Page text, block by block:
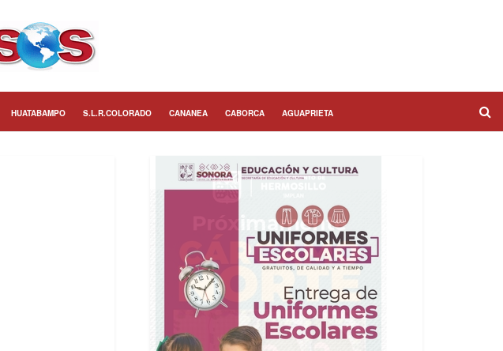
HUATABAMPO S.L.R.COLORADO CANANEA CABORCA AGUAPRIETA